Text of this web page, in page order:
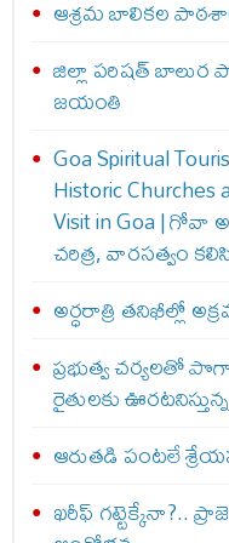
ఆశ్రమ బాలికల
జిల్లా పరిషత్
జయంతి
Goa Spiritual
Historic Churches
Visit in Goa | గోవా
చరిత్ర, వారసత్వం
అర్ధరాత్రి తనిఖీల్లో
ప్రభుత్వ చర్యలతో
రైతులకు
ఆరుతడి పంటలే
ఖరీఫ్ గట్టెక్కేనా?..